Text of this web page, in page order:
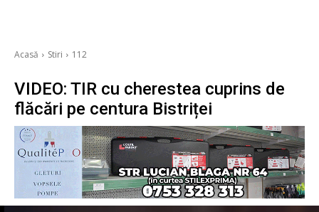
Acasă Stiri 112
VIDEO: TIR cu cherestea cuprins de
flăcări pe centura Bistriței